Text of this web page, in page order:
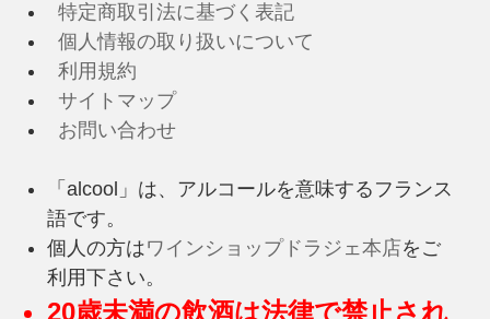
特定商取引法に基づく表記
個人情報の取り扱いについて
利用規約
サイトマップ
お問い合わせ
「alcool」は、アルコールを意味するフランス
語です。
個人の方はワインショップドラジェ本店をご
利用下さい。
20歳未満の飲酒は法律で禁止され